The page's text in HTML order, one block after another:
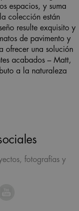
espacios, y suma
colección están
resulte exquisito y
de pavimento y
ofrecer una solución
acabados – Matt,
a la naturaleza
fotografías y